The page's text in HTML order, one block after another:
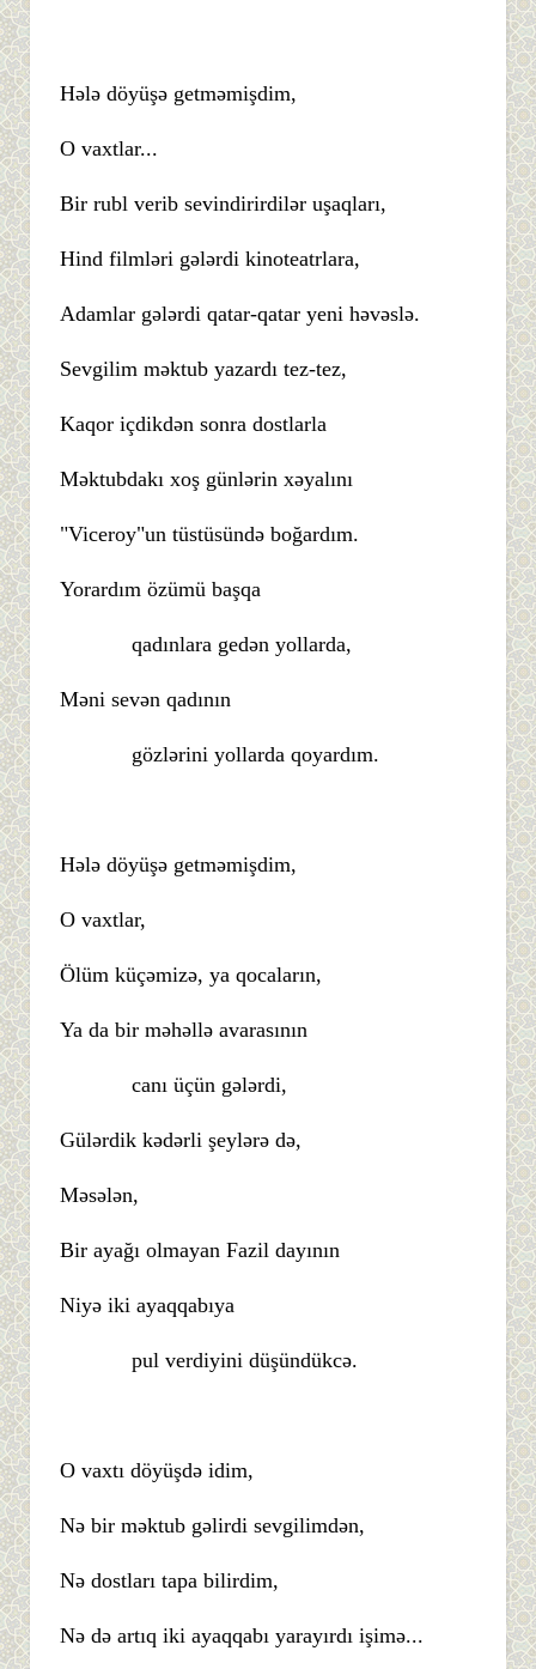
Hələ döyüşə getməmişdim,
O vaxtlar...
Bir rubl verib sevindirirdilər uşaqları,
Hind filmləri gələrdi kinoteatrlara,
Adamlar gələrdi qatar-qatar yeni həvəslə.
Sevgilim məktub yazardı tez-tez,
Kaqor içdikdən sonra dostlarla
Məktubdakı xoş günlərin xəyalını
"Viceroy"un tüstüsündə boğardım.
Yorardım özümü başqa
qadınlara gedən yollarda,
Məni sevən qadının
gözlərini yollarda qoyardım.
Hələ döyüşə getməmişdim,
O vaxtlar,
Ölüm küçəmizə, ya qocaların,
Ya da bir məhəllə avarasının
canı üçün gələrdi,
Gülərdik kədərli şeylərə də,
Məsələn,
Bir ayağı olmayan Fazil dayının
Niyə iki ayaqqabıya
pul verdiyini düşündükcə.
O vaxtı döyüşdə idim,
Nə bir məktub gəlirdi sevgilimdən,
Nə dostları tapa bilirdim,
Nə də artıq iki ayaqqabı yarayırdı işimə...